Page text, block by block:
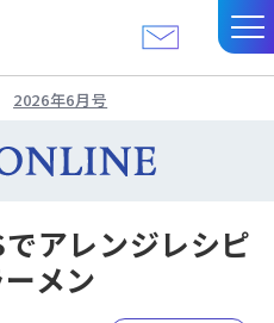
2026年6月号
でアレンジレシピ
メン